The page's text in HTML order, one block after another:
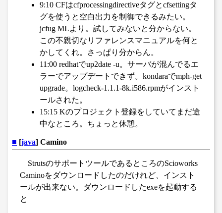
9:10 CFはcfprocessingdirectiveタグとcfsettingタ
グを使うと空白出力を制御できるみたい。
jcfug MLより。試してみないと分からない。
この不親切なリファレンスマニュアルを何と
かしてくれ。さっぱり分からん。
11:00 redhatでup2date -u。サーバが混んでるエ
ラーでアップデートできず。kondaraでmph-get
upgrade。logcheck-1.1.1-8k.i586.rpmがインスト
ールされた。
15:15 Kのプロジェクト登録をしていてまだ途
中なところ。ちょっと休憩。
■ [java] Camino
StrutsのサポートツールであるところのScioworks
Caminoをダウンロードしたのだけれど、インスト
ールが出来ない。ダウンロードしたexeを起動する
と